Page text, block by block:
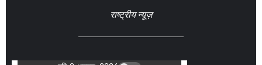
राष्ट्रीय न्यूज़